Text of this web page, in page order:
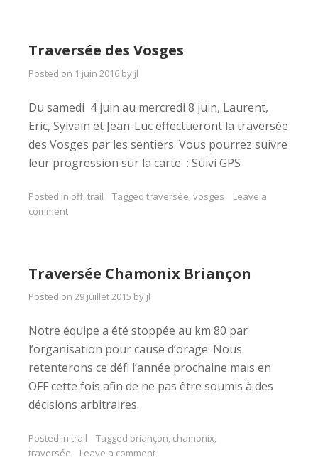
Traversée des Vosges
Posted on 1 juin 2016 by jl
Du samedi 4 juin au mercredi 8 juin, Laurent,
Eric, Sylvain et Jean-Luc effectueront la traversée
des Vosges par les sentiers. Vous pourrez suivre
leur progression sur la carte : Suivi GPS
Posted in off,trail Tagged traversée,vosges
Leave a
comment
Traversée Chamonix Briançon
Posted on 29 juillet 2015 by jl
Notre équipe a été stoppée au km 80 par
l’organisation pour cause d’orage. Nous
retenterons ce défi l’année prochaine mais en
OFF cette fois afin de ne pas être soumis à des
décisions arbitraires.
Posted in trail Tagged briançon, chamonix,
traversée
Leave a comment